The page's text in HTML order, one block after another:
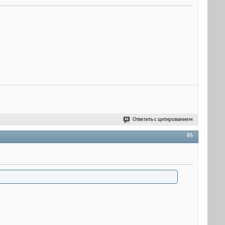
Ответить с цитированием
#6